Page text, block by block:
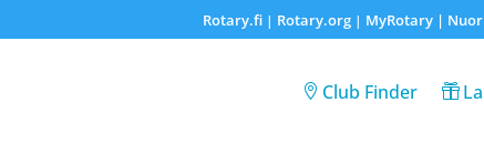
Rotary.fi| Rotary.org| MyRotary |
Club Finder